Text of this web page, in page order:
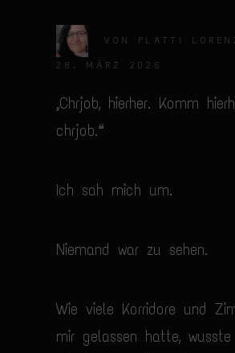
VON PLATTI
28. MÄRZ 2026
„Chrjob, hierher. Komm
chrjob.“
Ich sah mich um.
Niemand war zu sehen.
Wie viele Korridore und
mir gelassen hatte,